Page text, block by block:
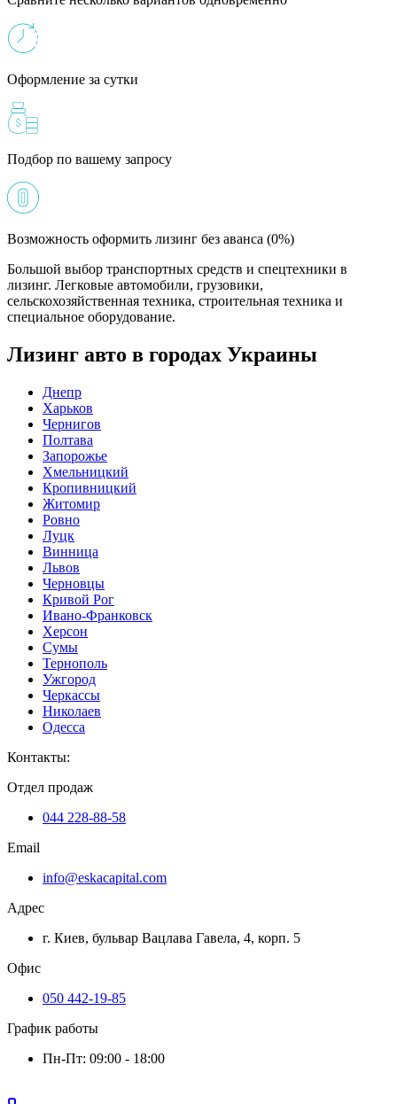
Оформление за сутки
Подбор по вашему запросу
Возможность оформить лизинг без аванса (0%)
Большой выбор транспортных средств и спецтехники в
лизинг. Легковые автомобили, грузовики,
сельскохозяйственная техника, строительная техника и
специальное оборудование.
Лизинг авто в городах Украины
Днепр
Харьков
Чернигов
Полтава
Запорожье
Хмельницкий
Кропивницкий
Житомир
Ровно
Луцк
Винница
Львов
Черновцы
Кривой Рог
Ивано-Франковск
Херсон
Сумы
Тернополь
Ужгород
Черкассы
Николаев
Одесса
Контакты:
Отдел продаж
044 228-88-58
Email
info@eskacapital.com
Адрес
г. Киев, бульвар Вацлава Гавела, 4, корп. 5
Офис
050 442-19-85
График работы
Пн-Пт: 09:00 - 18:00